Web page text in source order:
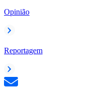
Opinião
Reportagem